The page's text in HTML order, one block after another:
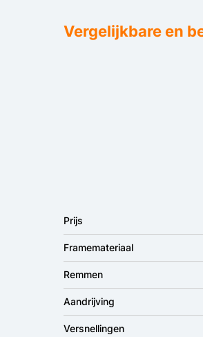
Vergelijkbare en
Prijs
Framemateriaal
Remmen
Aandrijving
Versnellingen